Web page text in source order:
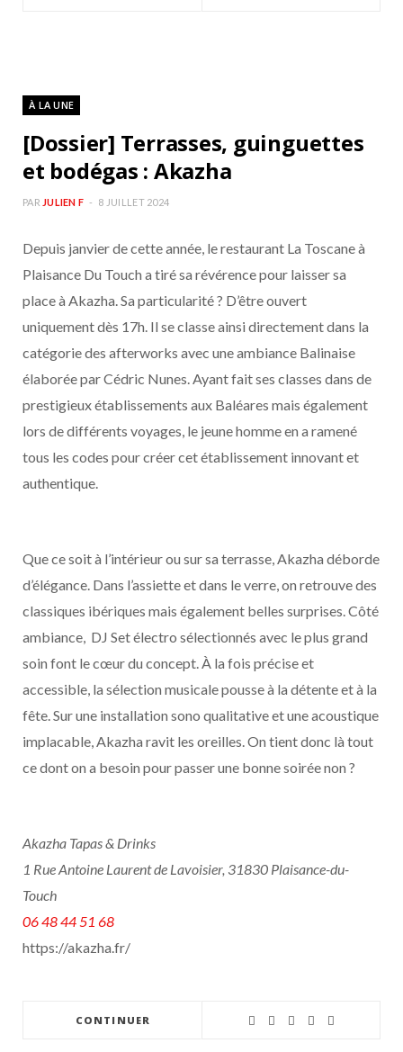
À LA UNE
[Dossier] Terrasses, guinguettes
et bodégas : Akazha
PAR JULIEN F 8 JUILLET 2024
Depuis janvier de cette année, le restaurant La Toscane à
Plaisance Du Touch a tiré sa révérence pour laisser sa
place à Akazha. Sa particularité ? D’être ouvert
uniquement dès 17h. Il se classe ainsi directement dans la
catégorie des afterworks avec une ambiance Balinaise
élaborée par Cédric Nunes. Ayant fait ses classes dans de
prestigieux établissements aux Baléares mais également
lors de différents voyages, le jeune homme en a ramené
tous les codes pour créer cet établissement innovant et
authentique.
Que ce soit à l’intérieur ou sur sa terrasse, Akazha déborde
d’élégance. Dans l’assiette et dans le verre, on retrouve des
classiques ibériques mais également belles surprises. Côté
ambiance, DJ Set électro sélectionnés avec le plus grand
soin font le cœur du concept. À la fois précise et
accessible, la sélection musicale pousse à la détente et à la
fête. Sur une installation sono qualitative et une acoustique
implacable, Akazha ravit les oreilles. On tient donc là tout
ce dont on a besoin pour passer une bonne soirée non ?
Akazha Tapas & Drinks
1 Rue Antoine Laurent de Lavoisier, 31830 Plaisance-du-
Touch
06 48 44 51 68
https://akazha.fr/
CONTINUER